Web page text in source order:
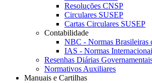
Resoluções CNSP
Circulares SUSEP
Cartas Circulares SUSEP
Contabilidade
NBC - Normas Brasileiras
IAS - Normas
Resenhas Diárias
Normativos Auxiliares
Manuais e Cartilhas